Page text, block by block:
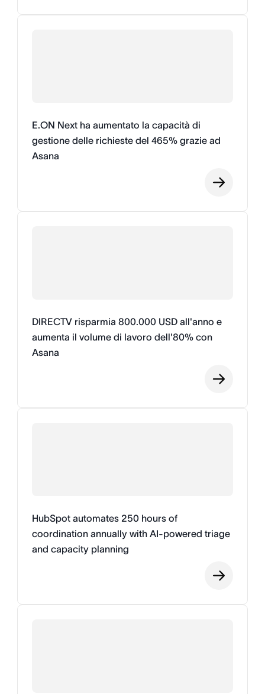
E.ON Next ha aumentato la capacità di
gestione delle richieste del 465% grazie ad
Asana
DIRECTV risparmia 800.000 USD all'anno e
aumenta il volume di lavoro dell'80% con
Asana
HubSpot automates 250 hours of
coordination annually with AI-powered triage
and capacity planning